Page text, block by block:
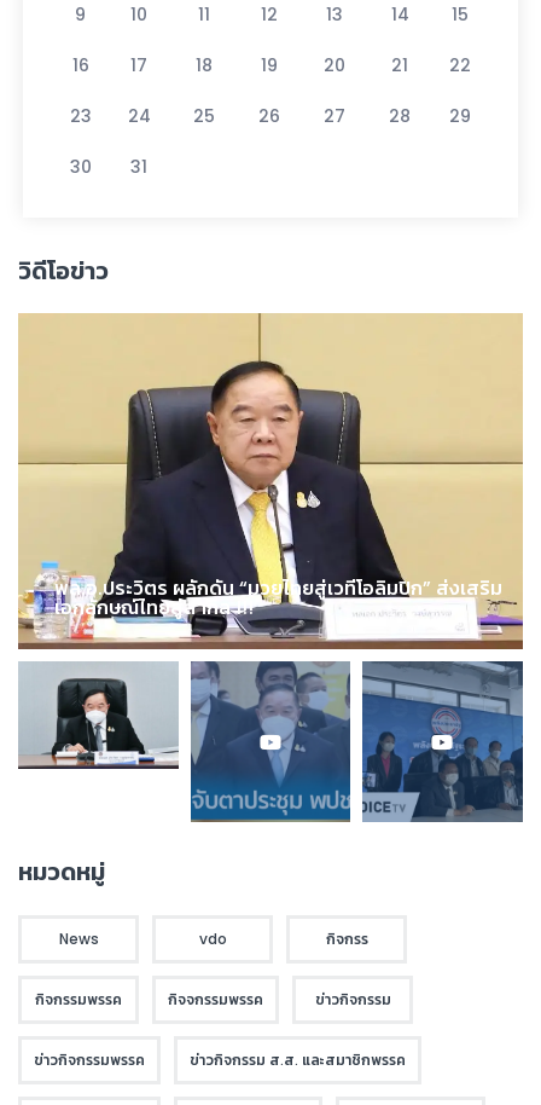
9 10 11 12 13 14 15
16 17 18 19 20 21 22
23 24 25 26 27 28 29
30 31
วิดีโอข่าว
พล.อ.ประวิตร ผลักดัน “มวยไทยสู่เวทีโอลิมปิก” ส่งเสริม
เอกลักษณ์ไทยสู่สากล !!!
หมวดหมู่
News vdo กิจกรร
กิจกรรมพรรค กิจจกรรมพรรค ข่าวกิจกรรม
ข่าวกิจกรรมพรรค ข่าวกิจกรรม ส.ส. และสมาชิกพรรค